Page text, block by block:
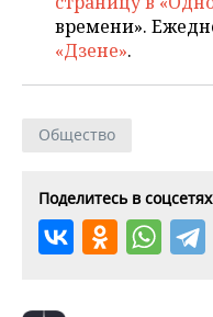
времени».
«Дзене».
Общество
Поделитесь в соцсетях